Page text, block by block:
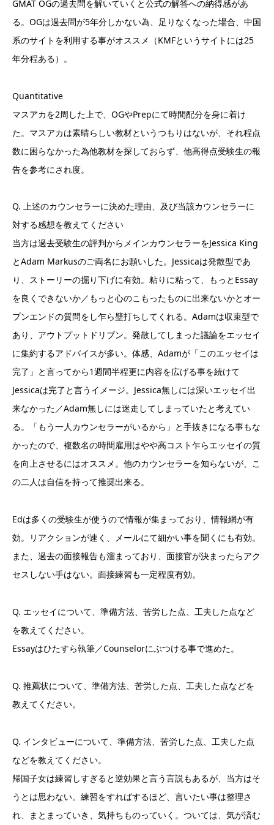
GMAT OGの過去問を解いていくと公式の解答への納得感があ
る。OGは過去問が5年分しかない為、足りなくなった場合、中国
系のサイトを利用する事がオススメ（KMFというサイトには25
年分程ある）。
Quantitative
マスアカを2周した上で、OGやPrepにて時間配分を身に着け
た。マスアカは素晴らしい教材というつもりはないが、それ程点
数に困らなかった為他教材を探しておらず、他高得点受験生の報
告を参考にされ度。
Q. 上述のカウンセラーに決めた理由、及び当該カウンセラーに
対する感想を教えてください
当方は過去受験生の評判からメインカウンセラーをJessica King
とAdam Markusのご両名にお願いした。Jessicaは発散型であ
り、ストーリーの掘り下げに有効。粘りに粘って、もっとEssay
を良くできないか／もっと心のこもったものに出来ないかとオー
プンエンドの質問をし乍ら壁打ちしてくれる。Adamは収束型で
あり、アウトプットドリブン。発散してしまった議論をエッセイ
に集約するアドバイスが多い。体感、Adamが「このエッセイは
完了」と言ってから1週間半程更に内容を広げる事を続けて
Jessicaは完了と言うイメージ。Jessica無しには深いエッセイ出
来なかった／Adam無しには迷走してしまっていたと考えてい
る。「もう一人カウンセラーがいるから」と手抜きになる事もな
かったので、複数名の時間雇用はやや高コスト乍らエッセイの質
を向上させるにはオススメ。他のカウンセラーを知らないが、こ
の二人は自信を持って推奨出来る。
Edは多くの受験生が使うので情報が集まっており、情報網が有
効。リアクションが速く、メールにて細かい事を聞くにも有効。
また、過去の面接報告も溜まっており、面接官が決まったらアク
セスしない手はない。面接練習も一定程度有効。
Q. エッセイについて、準備方法、苦労した点、工夫した点など
を教えてください。
Essayはひたすら執筆／Counselorにぶつける事で進めた。
Q. 推薦状について、準備方法、苦労した点、工夫した点などを
教えてください。
Q. インタビューについて、準備方法、苦労した点、工夫した点
などを教えてください。
帰国子女は練習しすぎると逆効果と言う言説もあるが、当方はそ
うとは思わない。練習をすればするほど、言いたい事は整理さ
れ、まとまっていき、気持ちものっていく。ついては、気が済む